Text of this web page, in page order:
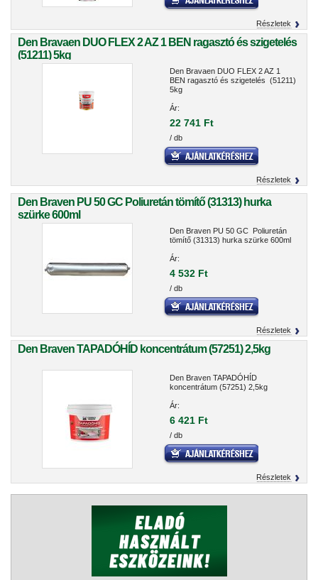
Részletek
Den Bravaen DUO FLEX 2 AZ 1 BEN ragasztó és szigetelés
(51211) 5kg
Den Bravaen DUO FLEX 2 AZ 1
BEN ragasztó és szigetelés (51211)
5kg
Ár:
22 741 Ft
/ db
Részletek
Den Braven PU 50 GC Poliuretán tömítő (31313) hurka
szürke 600ml
Den Braven PU 50 GC Poliuretán
tömítő (31313) hurka szürke 600ml
Ár:
4 532 Ft
/ db
Részletek
Den Braven TAPADÓHÍD koncentrátum (57251) 2,5kg
Den Braven TAPADÓHÍD
koncentrátum (57251) 2,5kg
Ár:
6 421 Ft
/ db
Részletek